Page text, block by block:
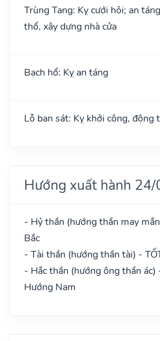
Trùng Tang: Kỵ cưới hỏi; an
thổ, xây dựng nhà cửa
Bạch hổ: Kỵ an táng
Lỗ ban sát: Kỵ khởi công, động
Hướng xuất hành
- Hỷ thần (hướng thần may
Bắc
- Tài thần (hướng thần tài) -
- Hắc thần (hướng ông thần
Hướng Nam